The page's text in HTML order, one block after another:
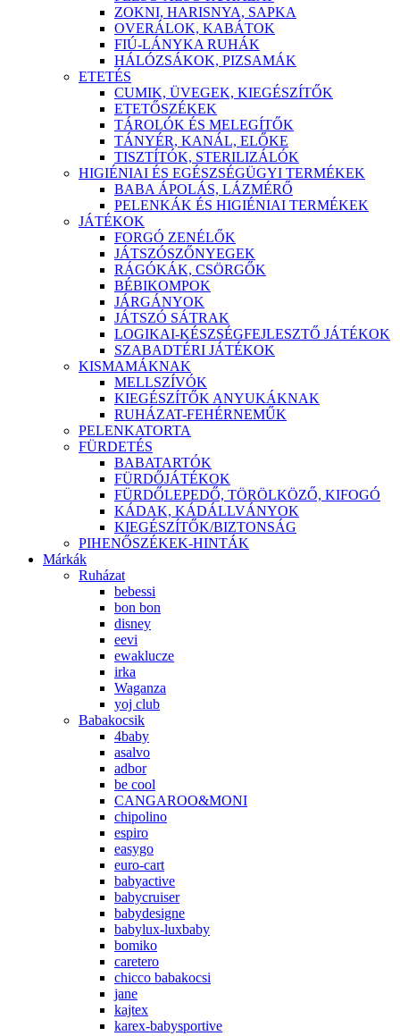
ZOKNI, HARISNYA, SAPKA
OVERÁLOK, KABÁTOK
FIÚ-LÁNYKA RUHÁK
HÁLÓZSÁKOK, PIZSAMÁK
ETETÉS
CUMIK, ÜVEGEK, KIEGÉSZÍTŐK
ETETŐSZÉKEK
TÁROLÓK ÉS MELEGÍTŐK
TÁNYÉR, KANÁL, ELŐKE
TISZTÍTÓK, STERILIZÁLÓK
HIGIÉNIAI ÉS EGÉSZSÉGÜGYI TERMÉKEK
BABA ÁPOLÁS, LÁZMÉRŐ
PELENKÁK ÉS HIGIÉNIAI TERMÉKEK
JÁTÉKOK
FORGÓ ZENÉLŐK
JÁTSZÓSZŐNYEGEK
RÁGÓKÁK, CSÖRGŐK
BÉBIKOMPOK
JÁRGÁNYOK
JÁTSZÓ SÁTRAK
LOGIKAI-KÉSZSÉGFEJLESZTŐ JÁTÉKOK
SZABADTÉRI JÁTÉKOK
KISMAMÁKNAK
MELLSZÍVÓK
KIEGÉSZÍTŐK ANYUKÁKNAK
RUHÁZAT-FEHÉRNEMŰK
PELENKATORTA
FÜRDETÉS
BABATARTÓK
FÜRDŐJÁTÉKOK
FÜRDŐLEPEDŐ, TÖRÖLKÖZŐ, KIFOGÓ
KÁDAK, KÁDÁLLVÁNYOK
KIEGÉSZÍTŐK/BIZTONSÁG
PIHENŐSZÉKEK-HINTÁK
Márkák
Ruházat
bebessi
bon bon
disney
eevi
ewaklucze
irka
Waganza
yoj club
Babakocsik
4baby
asalvo
adbor
be cool
CANGAROO&MONI
chipolino
espiro
easygo
euro-cart
babyactive
babycruiser
babydesigne
babylux-luxbaby
bomiko
caretero
chicco babakocsi
jane
kajtex
karex-babysportive